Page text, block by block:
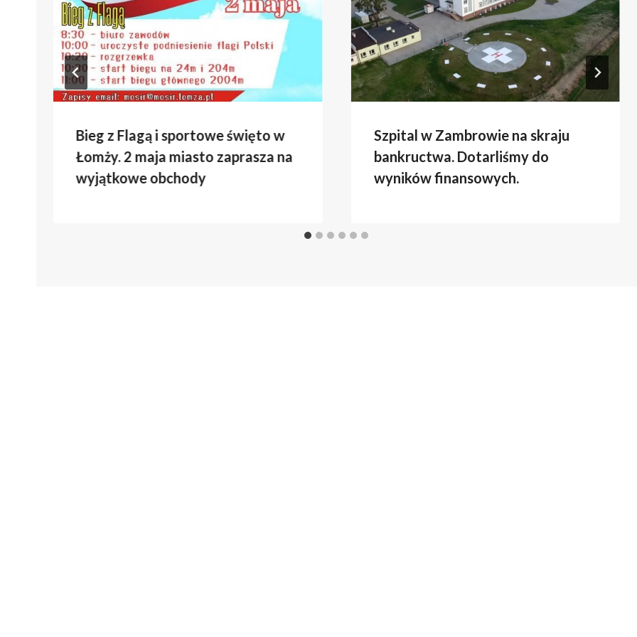
Bieg z Flagą i sportowe święto w
Łomży. 2 maja miasto zaprasza na
wyjątkowe obchody
Szpital w Zambrowie na skraju
bankructwa. Dotarliśmy do
wyników finansowych.